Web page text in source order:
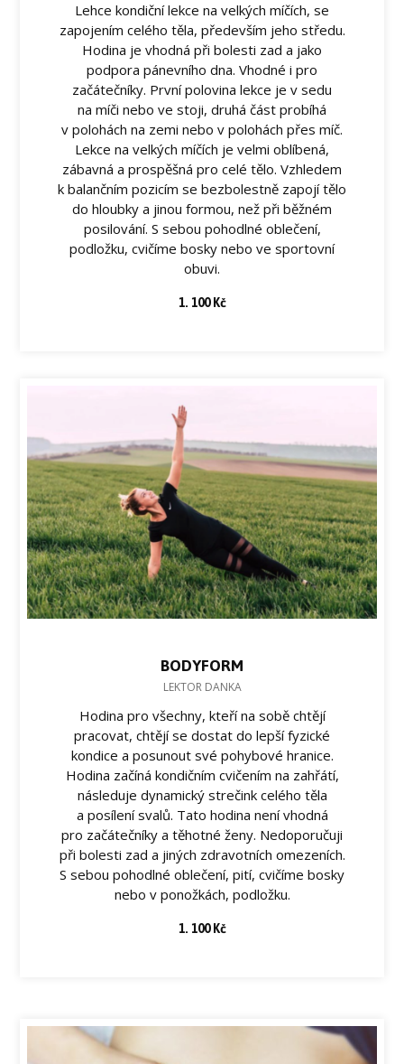
Lehce kondiční lekce na velkých míčích, se
zapojením celého těla, především jeho středu.
Hodina je vhodná při bolesti zad a jako
podpora pánevního dna. Vhodné i pro
začátečníky. První polovina lekce je v sedu
na míči nebo ve stoji, druhá část probíhá
v polohách na zemi nebo v polohách přes míč.
Lekce na velkých míčích je velmi oblíbená,
zábavná a prospěšná pro celé tělo. Vzhledem
k balančním pozicím se bezbolestně zapojí tělo
do hloubky a jinou formou, než při běžném
posilování. S sebou pohodlné oblečení,
podložku, cvičíme bosky nebo ve sportovní
obuvi.
1. 100 Kč
BODYFORM
LEKTOR DANKA
Hodina pro všechny, kteří na sobě chtějí
pracovat, chtějí se dostat do lepší fyzické
kondice a posunout své pohybové hranice.
Hodina začíná kondičním cvičením na zahřátí,
následuje dynamický strečink celého těla
a posílení svalů. Tato hodina není vhodná
pro začátečníky a těhotné ženy. Nedoporučuji
při bolesti zad a jiných zdravotních omezeních.
S sebou pohodlné oblečení, pití, cvičíme bosky
nebo v ponožkách, podložku.
1. 100 Kč